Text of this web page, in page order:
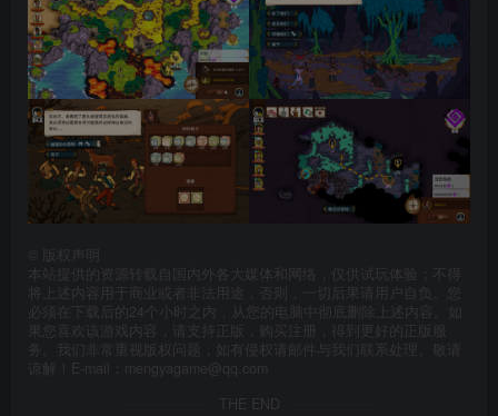
版权声明
本站提供的资源转载自国内外各大媒体和网络，仅供试玩体验；不得
将上述内容用于商业或者非法用途，否则，一切后果请用户自负。您
必须在下载后的24个小时之内，从您的电脑中彻底删除上述内容。如
果您喜欢该游戏内容，请支持正版，购买注册，得到更好的正版服
务。我们非常重视版权问题，如有侵权请邮件与我们联系处理。敬请
谅解！E-mail：mengyagame@qq.com
THE END